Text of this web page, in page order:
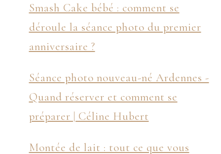
Smash Cake bébé : comment se
déroule la séance photo du premier
anniversaire ?
Séance photo nouveau-né Ardennes -
Quand réserver et comment se
préparer | Céline Hubert
Montée de lait : tout ce que vous